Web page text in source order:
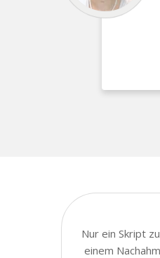
Nur ein Skript
einem